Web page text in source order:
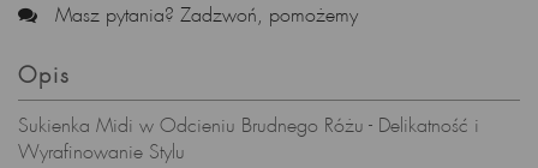
Masz pytania? Zadzwoń, pomożemy
Opis
Sukienka Midi w Odcieniu Brudnego Różu - Delikatność i
Wyrafinowanie Stylu